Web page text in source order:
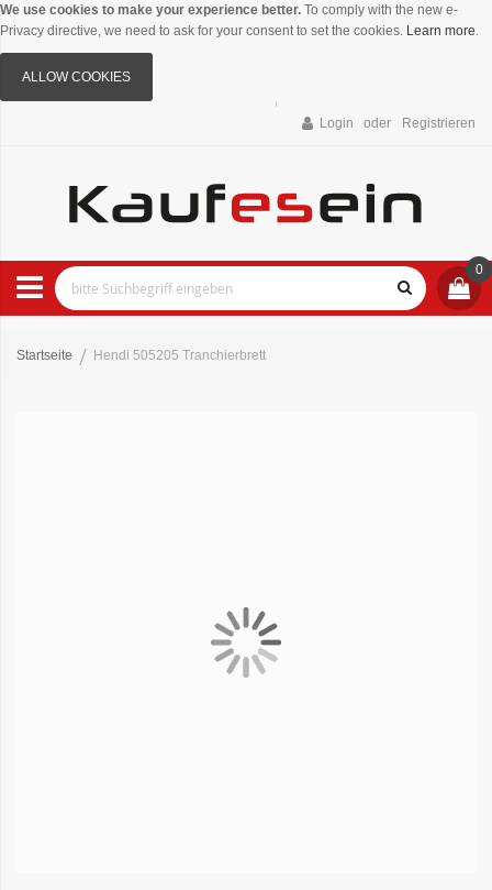
We use cookies to make your experience better. To comply with the new e-
Privacy directive, we need to ask for your consent to set the cookies. Learn more.
ALLOW COOKIES
Login Registrieren
0
Startseite Hendi 505205 Tranchierbrett